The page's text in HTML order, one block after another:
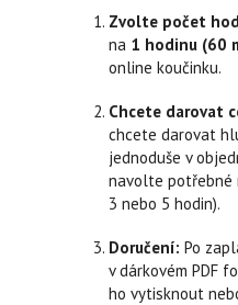
Zvolte počet
na 1 hodinu (60
online koučinku.
Chcete darovat
chcete darovat
jednoduše v
navolte potřebné
3 nebo 5 hodin).
Doručení: Po
v dárkovém PDF
ho vytisknout